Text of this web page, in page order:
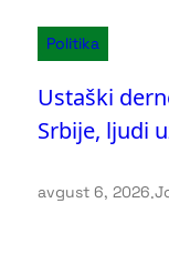
Politika
Ustaški
Srbije, ljudi
avgust 6, 2026.